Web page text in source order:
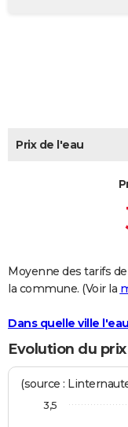
Carte de Noël
Carte Bonne année
Carte Saint-Valentin
Carte Pâques
Carte d'anniversaire
DICTIONNAIRE
FORUM
Prix de l'eau
Moyenne des tarifs
la commune. (Voir la
Dans quelle ville
Evolution du
(source :
3,5